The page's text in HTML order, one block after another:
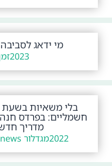
מי ידאג
2023
בלי משאיות בשעת
חשמליים: בפרדס
מדריך
2022מגדלור news פרדס חנה - כרכור